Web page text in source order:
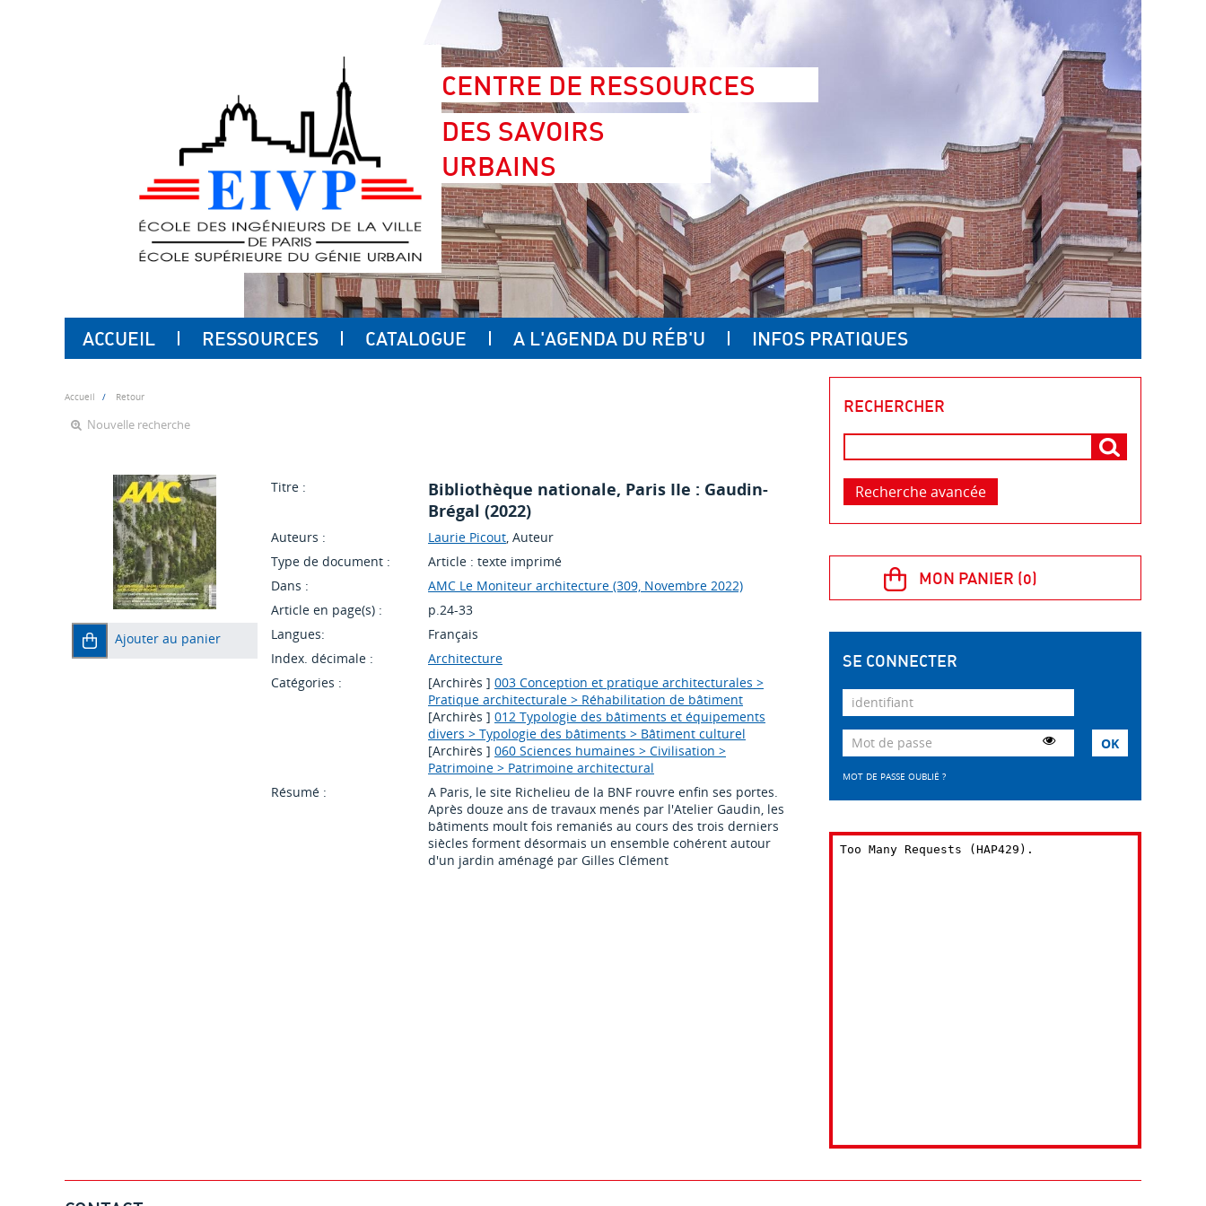
CENTRE DE RESSOURCES
DES SAVOIRS
URBAINS
ACCUEIL RESSOURCES CATALOGUE A L'AGENDA DU RÉB'U INFOS PRATIQUES
Accueil Retour
Nouvelle recherche
Ajouter au panier
Titre :
Bibliothèque nationale, Paris IIe : Gaudin-
Brégal (2022)
Auteurs : Laurie Picout, Auteur
Type de document :
Article : texte imprimé
Dans :
AMC Le Moniteur architecture (309, Novembre 2022)
Article en page(s) :
p.24-33
Langues:
Français
Index. décimale :
Architecture
Catégories :
[Archirès ]003 Conception et pratique architecturales >
Pratique architecturale > Réhabilitation de bâtiment
[Archirès ]012 Typologie des bâtiments et équipements
divers > Typologie des bâtiments > Bâtiment culturel
[Archirès ]060 Sciences humaines > Civilisation >
Patrimoine > Patrimoine architectural
Résumé :
A Paris, le site Richelieu de la BNF rouvre enfin ses portes.
Après douze ans de travaux menés par l'Atelier Gaudin, les
bâtiments moult fois remaniés au cours des trois derniers
siècles forment désormais un ensemble cohérent autour
d'un jardin aménagé par Gilles Clément
RECHERCHER
Recherche avancée
SE CONNECTER
MOT DE PASSE OUBLIÉ ?